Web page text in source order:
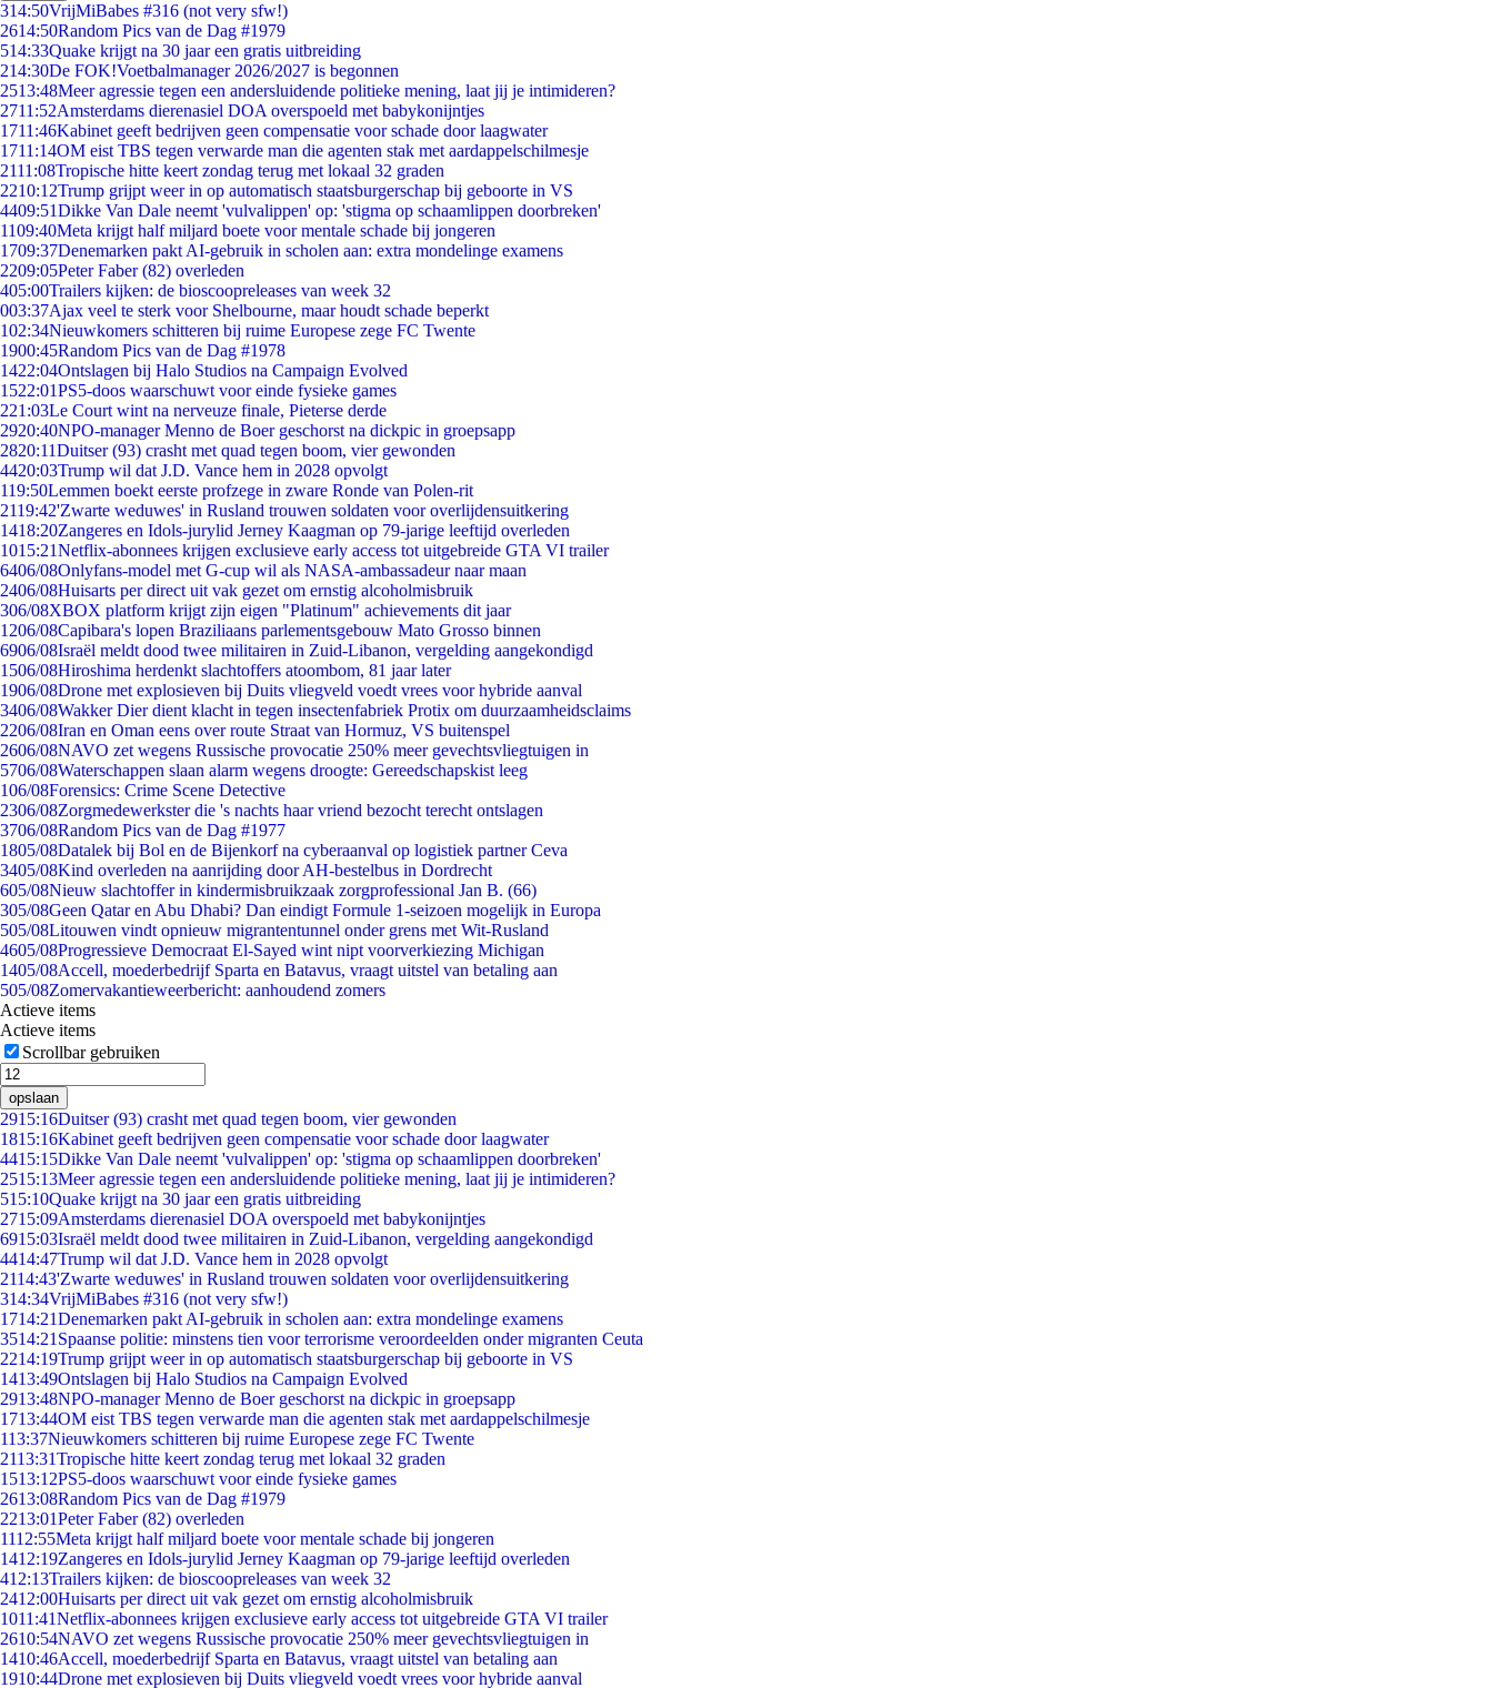
314:50VrijMiBabes #316 (not very sfw!)
2614:50Random Pics van de Dag #1979
514:33Quake krijgt na 30 jaar een gratis uitbreiding
214:30De FOK!Voetbalmanager 2026/2027 is begonnen
2513:48Meer agressie tegen een andersluidende politieke mening, laat jij je intimideren?
2711:52Amsterdams dierenasiel DOA overspoeld met babykonijntjes
1711:46Kabinet geeft bedrijven geen compensatie voor schade door laagwater
1711:14OM eist TBS tegen verwarde man die agenten stak met aardappelschilmesje
2111:08Tropische hitte keert zondag terug met lokaal 32 graden
2210:12Trump grijpt weer in op automatisch staatsburgerschap bij geboorte in VS
4409:51Dikke Van Dale neemt 'vulvalippen' op: 'stigma op schaamlippen doorbreken'
1109:40Meta krijgt half miljard boete voor mentale schade bij jongeren
1709:37Denemarken pakt AI-gebruik in scholen aan: extra mondelinge examens
2209:05Peter Faber (82) overleden
405:00Trailers kijken: de bioscoopreleases van week 32
003:37Ajax veel te sterk voor Shelbourne, maar houdt schade beperkt
102:34Nieuwkomers schitteren bij ruime Europese zege FC Twente
1900:45Random Pics van de Dag #1978
1422:04Ontslagen bij Halo Studios na Campaign Evolved
1522:01PS5-doos waarschuwt voor einde fysieke games
221:03Le Court wint na nerveuze finale, Pieterse derde
2920:40NPO-manager Menno de Boer geschorst na dickpic in groepsapp
2820:11Duitser (93) crasht met quad tegen boom, vier gewonden
4420:03Trump wil dat J.D. Vance hem in 2028 opvolgt
119:50Lemmen boekt eerste profzege in zware Ronde van Polen-rit
2119:42'Zwarte weduwes' in Rusland trouwen soldaten voor overlijdensuitkering
1418:20Zangeres en Idols-jurylid Jerney Kaagman op 79-jarige leeftijd overleden
1015:21Netflix-abonnees krijgen exclusieve early access tot uitgebreide GTA VI trailer
6406/08Onlyfans-model met G-cup wil als NASA-ambassadeur naar maan
2406/08Huisarts per direct uit vak gezet om ernstig alcoholmisbruik
306/08XBOX platform krijgt zijn eigen "Platinum" achievements dit jaar
1206/08Capibara's lopen Braziliaans parlementsgebouw Mato Grosso binnen
6906/08Israël meldt dood twee militairen in Zuid-Libanon, vergelding aangekondigd
1506/08Hiroshima herdenkt slachtoffers atoombom, 81 jaar later
1906/08Drone met explosieven bij Duits vliegveld voedt vrees voor hybride aanval
3406/08Wakker Dier dient klacht in tegen insectenfabriek Protix om duurzaamheidsclaims
2206/08Iran en Oman eens over route Straat van Hormuz, VS buitenspel
2606/08NAVO zet wegens Russische provocatie 250% meer gevechtsvliegtuigen in
5706/08Waterschappen slaan alarm wegens droogte: Gereedschapskist leeg
106/08Forensics: Crime Scene Detective
2306/08Zorgmedewerkster die 's nachts haar vriend bezocht terecht ontslagen
3706/08Random Pics van de Dag #1977
1805/08Datalek bij Bol en de Bijenkorf na cyberaanval op logistiek partner Ceva
3405/08Kind overleden na aanrijding door AH-bestelbus in Dordrecht
605/08Nieuw slachtoffer in kindermisbruikzaak zorgprofessional Jan B. (66)
305/08Geen Qatar en Abu Dhabi? Dan eindigt Formule 1-seizoen mogelijk in Europa
505/08Litouwen vindt opnieuw migrantentunnel onder grens met Wit-Rusland
4605/08Progressieve Democraat El-Sayed wint nipt voorverkiezing Michigan
1405/08Accell, moederbedrijf Sparta en Batavus, vraagt uitstel van betaling aan
505/08Zomervakantieweerbericht: aanhoudend zomers
Actieve items
Actieve items
Scrollbar gebruiken
opslaan
2915:16Duitser (93) crasht met quad tegen boom, vier gewonden
1815:16Kabinet geeft bedrijven geen compensatie voor schade door laagwater
4415:15Dikke Van Dale neemt 'vulvalippen' op: 'stigma op schaamlippen doorbreken'
2515:13Meer agressie tegen een andersluidende politieke mening, laat jij je intimideren?
515:10Quake krijgt na 30 jaar een gratis uitbreiding
2715:09Amsterdams dierenasiel DOA overspoeld met babykonijntjes
6915:03Israël meldt dood twee militairen in Zuid-Libanon, vergelding aangekondigd
4414:47Trump wil dat J.D. Vance hem in 2028 opvolgt
2114:43'Zwarte weduwes' in Rusland trouwen soldaten voor overlijdensuitkering
314:34VrijMiBabes #316 (not very sfw!)
1714:21Denemarken pakt AI-gebruik in scholen aan: extra mondelinge examens
3514:21 Spaanse politie: minstens tien voor terrorisme veroordeelden onder migranten Ceuta
2214:19Trump grijpt weer in op automatisch staatsburgerschap bij geboorte in VS
1413:49Ontslagen bij Halo Studios na Campaign Evolved
2913:48NPO-manager Menno de Boer geschorst na dickpic in groepsapp
1713:44OM eist TBS tegen verwarde man die agenten stak met aardappelschilmesje
113:37Nieuwkomers schitteren bij ruime Europese zege FC Twente
2113:31Tropische hitte keert zondag terug met lokaal 32 graden
1513:12PS5-doos waarschuwt voor einde fysieke games
2613:08Random Pics van de Dag #1979
2213:01Peter Faber (82) overleden
1112:55Meta krijgt half miljard boete voor mentale schade bij jongeren
1412:19Zangeres en Idols-jurylid Jerney Kaagman op 79-jarige leeftijd overleden
412:13Trailers kijken: de bioscoopreleases van week 32
2412:00Huisarts per direct uit vak gezet om ernstig alcoholmisbruik
1011:41Netflix-abonnees krijgen exclusieve early access tot uitgebreide GTA VI trailer
2610:54NAVO zet wegens Russische provocatie 250% meer gevechtsvliegtuigen in
1410:46Accell, moederbedrijf Sparta en Batavus, vraagt uitstel van betaling aan
1910:44Drone met explosieven bij Duits vliegveld voedt vrees voor hybride aanval